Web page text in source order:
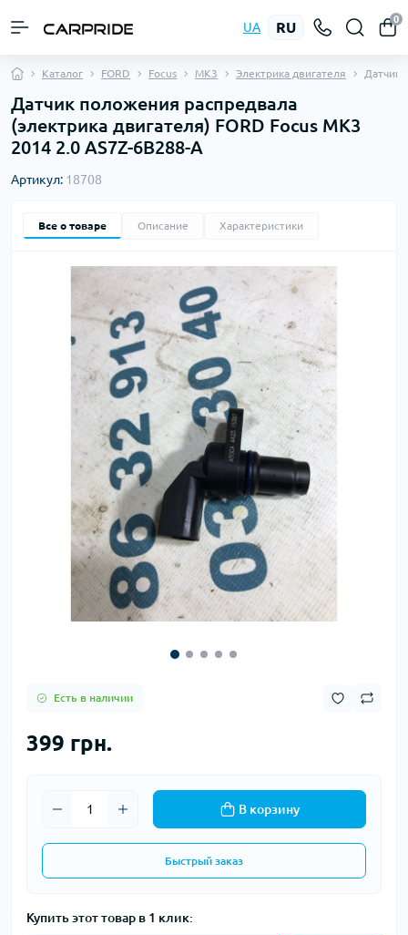
UA RU
0
Каталог FORD Focus MK3 Электрика двигателя Датчик
Датчик положения распредвала
(электрика двигателя) FORD Focus MK3
2014 2.0 AS7Z-6B288-A
Артикул: 18708
Все о товаре Описание Характеристики
Есть в наличии
399 грн.
В корзину
Быстрый заказ
Купить этот товар в 1 клик: